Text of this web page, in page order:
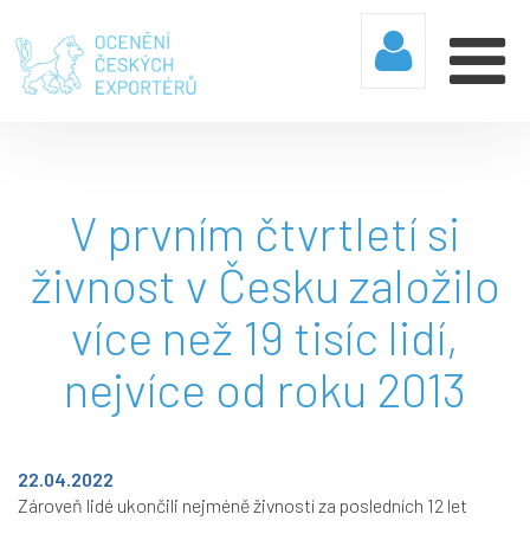
V prvním čtvrtletí si
živnost v Česku založilo
více než 19 tisíc lidí,
nejvíce od roku 2013
22.04.2022
Zároveň lidé ukončili nejméně živností za posledních 12 let